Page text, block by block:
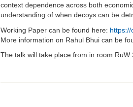
context dependence across both
understanding of when decoys can be
Working Paper can be found here: https://
More information on Rahul Bhui can be
The talk will take place from in room RuW